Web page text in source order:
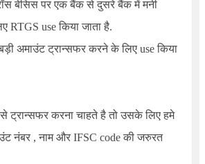
बेसिस पर एक बैंक से दुसरे बैंक में मनी
RTGS use किया जाता है.
अमाउंट ट्रान्सफर करने के लिए use किया
ट्रान्सफर करना चाहते है तो उसके लिए हमे
नंबर , नाम और IFSC code की जरुरत